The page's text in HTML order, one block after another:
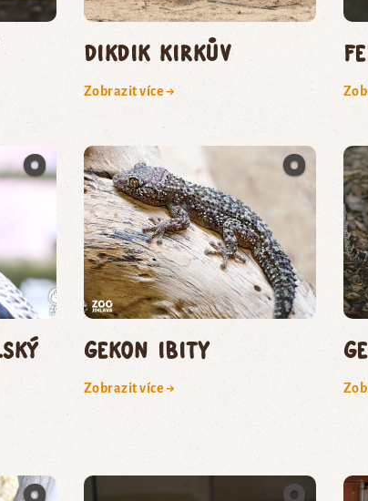
dikdik Kirkův
Zobrazit více →
gekon ibity
Zobrazit více →